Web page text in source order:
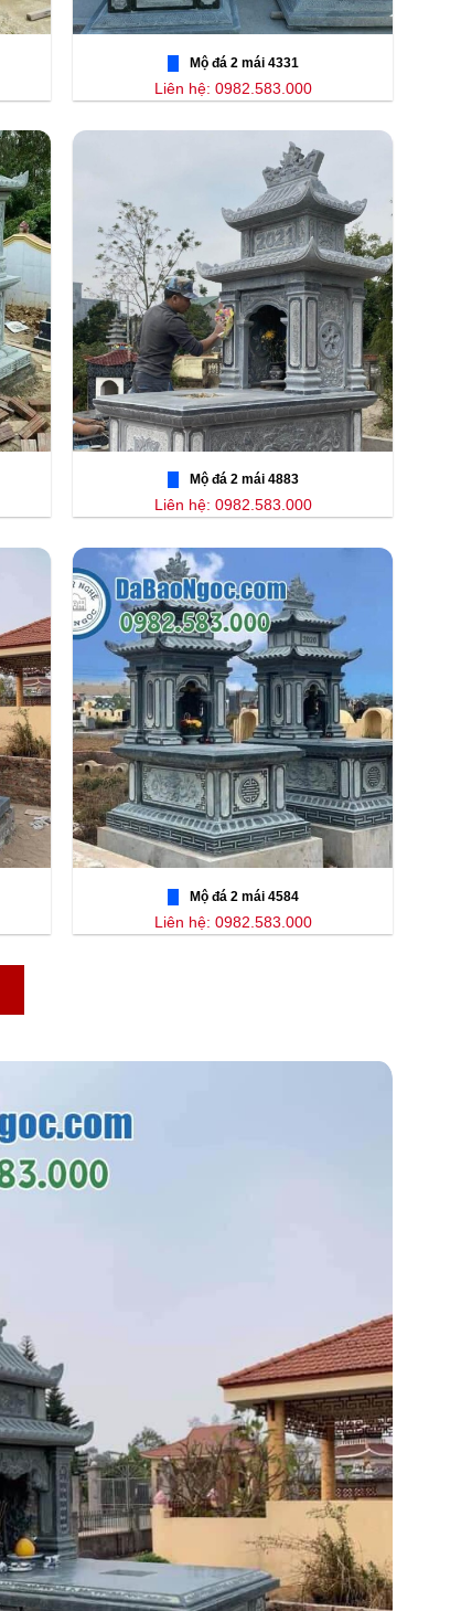
Mộ đá 2 mái 4331
Liên hệ: 0982.583.000
Mộ đá 2 mái 4883
Liên hệ: 0982.583.000
Mộ đá 2 mái 4584
Liên hệ: 0982.583.000